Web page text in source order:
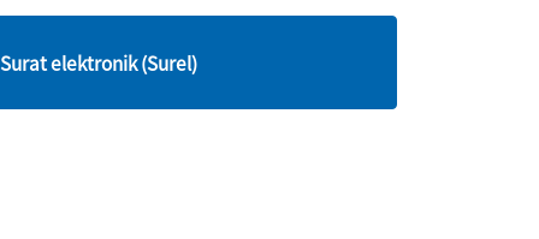
Surat elektronik (Surel)